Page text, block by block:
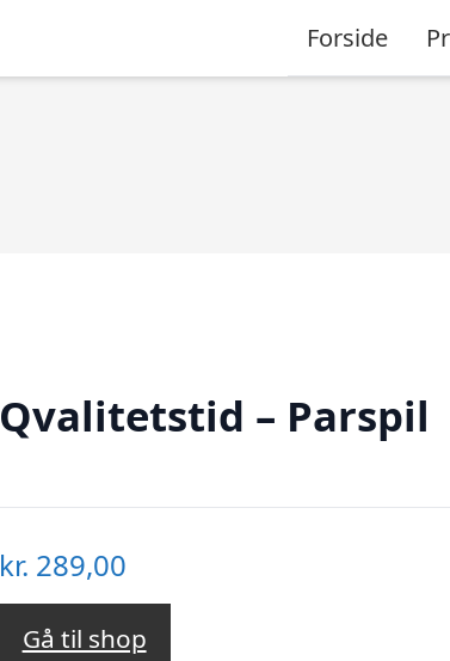
Forside
Qvalitetstid – Parspil
kr. 289,00
Gå til shop